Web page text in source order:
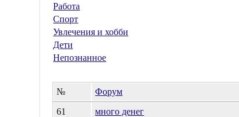
Работа
Спорт
Увлечения и хобби
Дети
Непознанное
№ Форум
61
много денег